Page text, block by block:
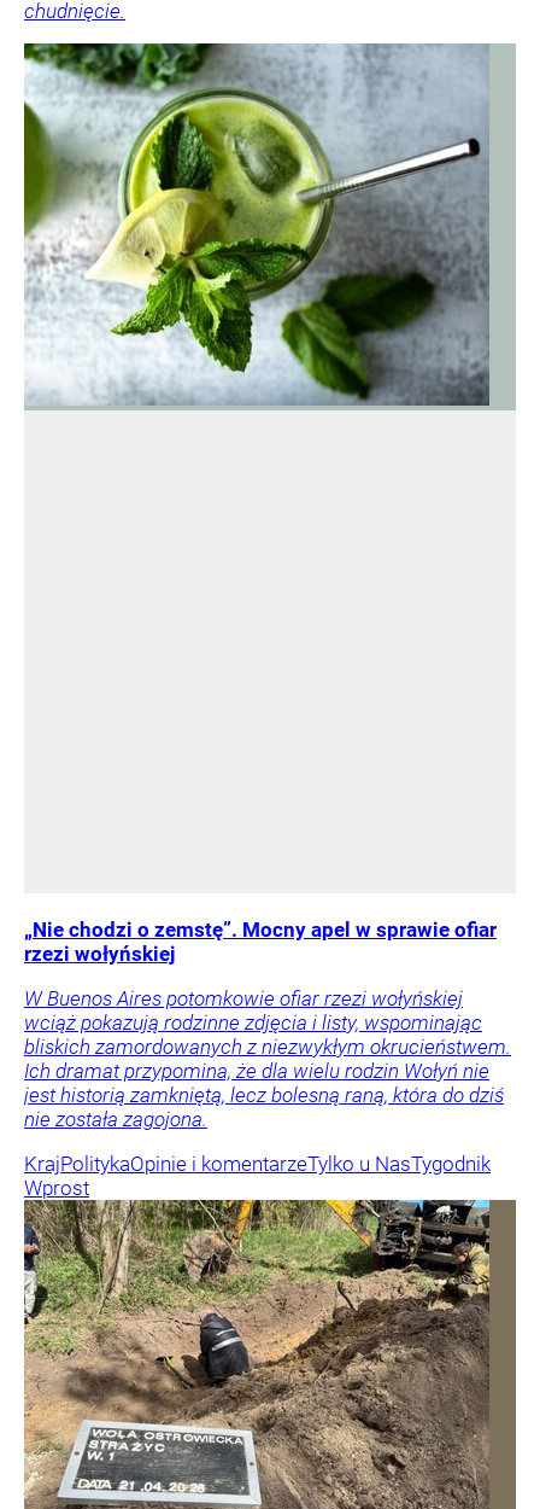
chudnięcie.
„Nie chodzi o zemstę”. Mocny apel w sprawie ofiar
rzezi wołyńskiej
W Buenos Aires potomkowie ofiar rzezi wołyńskiej
wciąż pokazują rodzinne zdjęcia i listy, wspominając
bliskich zamordowanych z niezwykłym okrucieństwem.
Ich dramat przypomina, że dla wielu rodzin Wołyń nie
jest historią zamkniętą, lecz bolesną raną, która do dziś
nie została zagojona.
KrajPolitykaOpinie i komentarzeTylko u NasTygodnik
Wprost